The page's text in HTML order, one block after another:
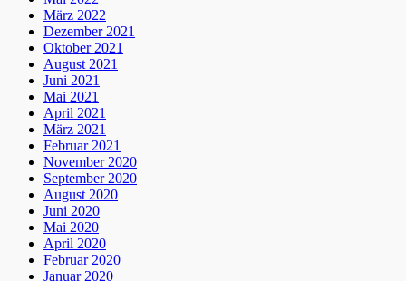
März 2022
Dezember 2021
Oktober 2021
August 2021
Juni 2021
Mai 2021
April 2021
März 2021
Februar 2021
November 2020
September 2020
August 2020
Juni 2020
Mai 2020
April 2020
Februar 2020
Januar 2020